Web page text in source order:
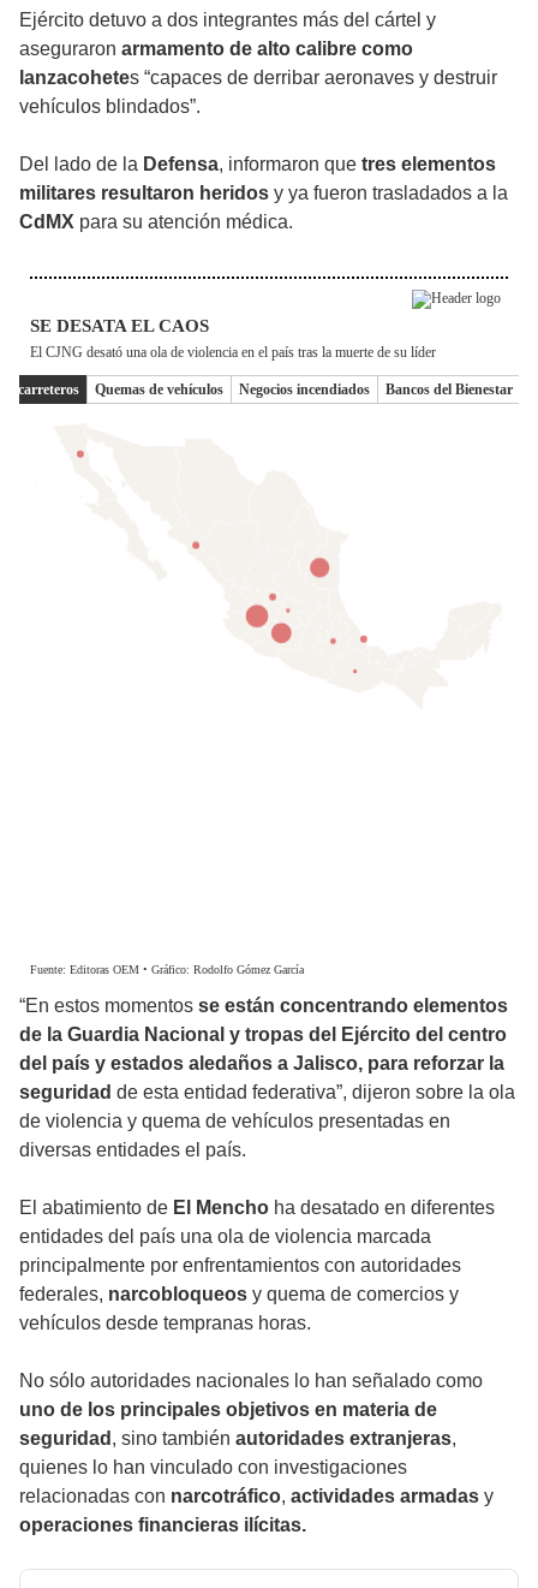
Ejército detuvo a dos integrantes más del cártel y
aseguraron armamento de alto calibre como
lanzacohetes “capaces de derribar aeronaves y destruir
vehículos blindados”.
Del lado de la Defensa, informaron que tres elementos
militares resultaron heridos y ya fueron trasladados a la
CdMX para su atención médica.
“En estos momentos se están concentrando elementos
de la Guardia Nacional y tropas del Ejército del centro
del país y estados aledaños a Jalisco, para reforzar la
seguridad de esta entidad federativa”, dijeron sobre la ola
de violencia y quema de vehículos presentadas en
diversas entidades el país.
El abatimiento de El Mencho ha desatado en diferentes
entidades del país una ola de violencia marcada
principalmente por enfrentamientos con autoridades
federales, narcobloqueos y quema de comercios y
vehículos desde tempranas horas.
No sólo autoridades nacionales lo han señalado como
uno de los principales objetivos en materia de
seguridad , sino también autoridades extranjeras,
quienes lo han vinculado con investigaciones
relacionadas con narcotráfico, actividades armadas y
operaciones financieras ilícitas.